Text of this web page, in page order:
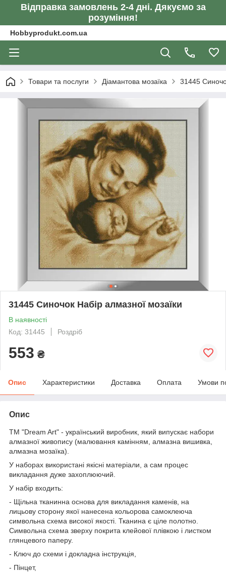
Відправка замовлень 2-4 дні. Дякуємо за
розуміння!
Hobbyprodukt.com.ua
Товари та послуги Діамантова мозаїка 31445
31445 Синочок Набір алмазної мозаїки
В наявності
Код: 31445
Роздріб
553 ₴
Опис Характеристики Доставка Оплата Умови
Опис
ТМ "Dream Art" - український виробник, який випускає набори
алмазної живопису (малювання камінням, алмазна вишивка,
алмазна мозаїка).
У наборах використані якісні матеріали, а сам процес
викладання дуже захоплюючий.
У набір входить:
- Щільна тканинна основа для викладання каменів, на
лицьову сторону якої нанесена кольорова самоклеюча
символьна схема високої якості. Тканина є ціле полотно.
Символьна схема зверху покрита клейової плівкою і листком
глянцевого паперу.
- Ключ до схеми і докладна інструкція,
- Пінцет,